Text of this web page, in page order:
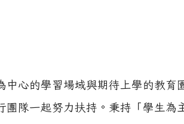
心的學習場域與期待上學的教育
隊一起努力扶持。秉持「學生為